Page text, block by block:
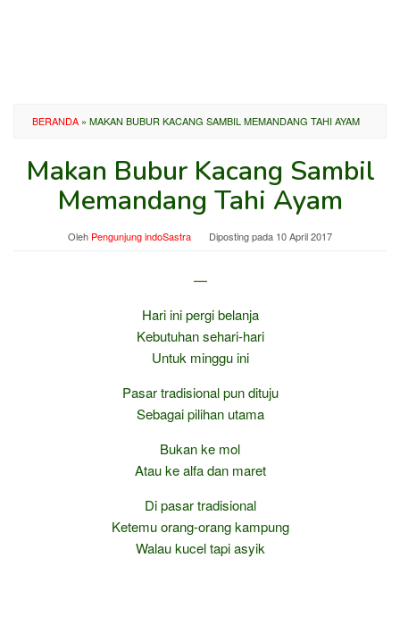
BERANDA » MAKAN BUBUR KACANG SAMBIL MEMANDANG TAHI AYAM
Makan Bubur Kacang Sambil
Memandang Tahi Ayam
Oleh Pengunjung indoSastra Diposting pada 10 April 2017
—
Hari ini pergi belanja
Kebutuhan sehari-hari
Untuk minggu ini
Pasar tradisional pun dituju
Sebagai pilihan utama
Bukan ke mol
Atau ke alfa dan maret
Di pasar tradisional
Ketemu orang-orang kampung
Walau kucel tapi asyik